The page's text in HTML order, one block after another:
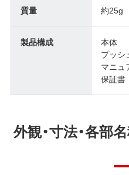
質量 約25g
製品構成
本体
プッシ
マニュ
保証書
外観・寸法・各部